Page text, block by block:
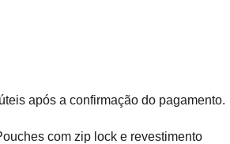
após a confirmação do pagamento.
com zip lock e revestimento